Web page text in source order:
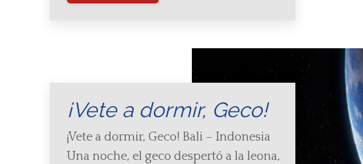
¡Vete a dormir, Geco!
¡Vete a dormir, Geco! Bali – Indonesia
Una noche, el geco despertó a la leona,